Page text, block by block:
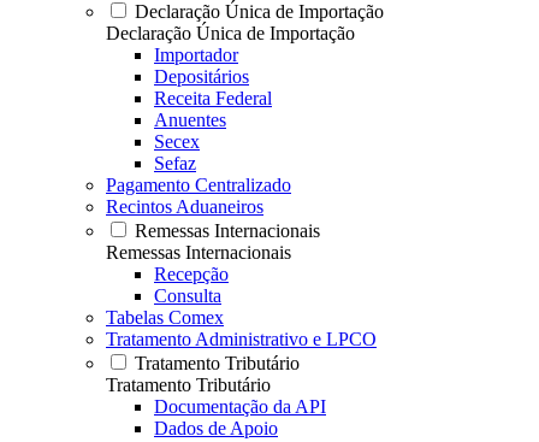
Declaração Única de Importação
Declaração Única de Importação
Importador
Depositários
Receita Federal
Anuentes
Secex
Sefaz
Pagamento Centralizado
Recintos Aduaneiros
Remessas Internacionais
Remessas Internacionais
Recepção
Consulta
Tabelas Comex
Tratamento Administrativo e LPCO
Tratamento Tributário
Tratamento Tributário
Documentação da API
Dados de Apoio